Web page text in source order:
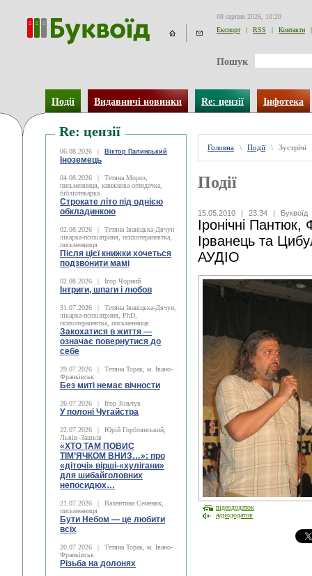
08 серпня 2026, 10:20
Експорт
| RSS | Контакти |
Пошук
Події Видавничі новинки Re: цензії Інфотека
Re: цензії
06.08.2026 | Віктор Палинський
Іноземець
04.08.2026 |
Тетяна Мороз,
письменниця, книжкова оглядачка,
бібліотекарка
Строкате літо під однією
обкладинкою
02.08.2026 |
Тетяна Іваніцька-Дячун
лікарка-психіатриня, психотерапевтка,
письменниця
Після цієї книжки хочеться
подзвонити мамі
02.08.2026 | Ігор Чорний
Інтриги, шпаги і любов
31.07.2026 |
Тетяна Іваніцька-Дячун,
лікарка-психіатриня, PhD,
психотерапевтка, письменниця
Закохатися в життя —
означає повернутися до
себе
29.07.2026 |
Тетяна Торак, м. Івано-
Франківськ
Без миті немає вічности
26.07.2026 | Ігор Зіньчук
У полоні Чугайстра
22.07.2026 |
Юрій Горблянський,
Львів–Зашків
«ХТО ТАМ ПОВИС
ТІМ’ЯЧКОМ ВНИЗ…»: про
«діточі» вірші-«хулігани»
для шибайголовних
непосидюх…
21.07.2026 |
Валентина Семеняк,
письменниця
Бути Небом ― це любити
всіх
20.07.2026 |
Тетяна Торак, м. Івано-
Франківськ
Різьба на долонях
Головна \ Події \ Зустрічі
Події
15.05.2010 | 23:34 | Буквоїд
Іронічні
Ірванець та
АУДІО
відеододаток
аудіододаток